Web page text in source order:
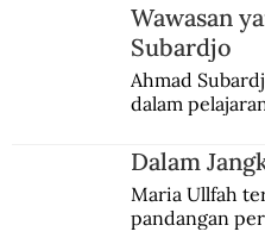
No Other Land,
Pembersihan
Wawasan
Subardjo
Ahmad
dalam
Jules Verne,
Dalam
Maria Ullfah
pandangan